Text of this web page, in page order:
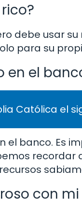
debe usar
para su
en el
Católica el
el banco. Es
recordar
con